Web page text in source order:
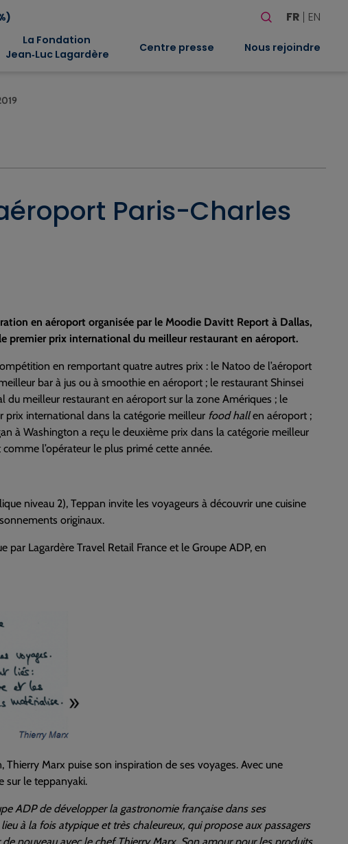
Rechercher
FR EN
La Fondation
Jean‑Luc Lagardère
Centre presse Nous rejoindre
Paris-Charles
en aéroport organisée par le Moodie Davitt Report à Dallas,
premier prix international du meilleur restaurant en aéroport.
en remportant quatre autres prix : le Natoo de l’aéroport
bar à jus ou à smoothie en aéroport ; le restaurant Shinsei
meilleur restaurant en aéroport sur la zone Amériques ; le
prix international dans la catégorie meilleur food hallen aéroport ;
à Washington a reçu le deuxième prix dans la catégorie meilleur
l’opérateur le plus primé cette année.
niveau 2), Teppan invite les voyageurs à découvrir une cuisine
originaux.
Lagardère Travel Retail France et le Groupe ADP, en
Thierry Marx puise son inspiration de ses voyages. Avec une
sur le teppanyaki.
ADP de développer la gastronomie française dans ses
à la fois atypique et très chaleureux, qui propose aux passagers